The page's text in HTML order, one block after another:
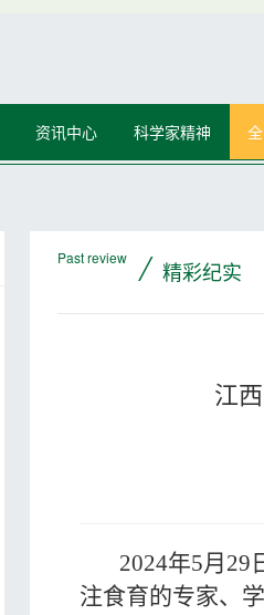
资讯中心 科学家精神
Past review / 精彩纪实
江
2024年5月29
注食育的专家、